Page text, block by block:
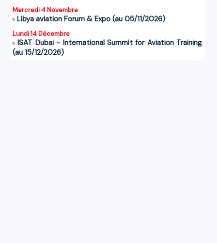
Mercredi 4 Novembre
Libya aviation Forum & Expo (au 05/11/2026)
Lundi 14 Décembre
ISAT Dubai - International Summit for Aviation Training
(au 15/12/2026)